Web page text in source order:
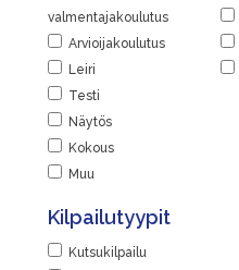
valmentajakoulutus
Arvioijakoulutus
Leiri
Testi
Näytös
Kokous
Muu
Kilpailutyypit
Kutsukilpailu